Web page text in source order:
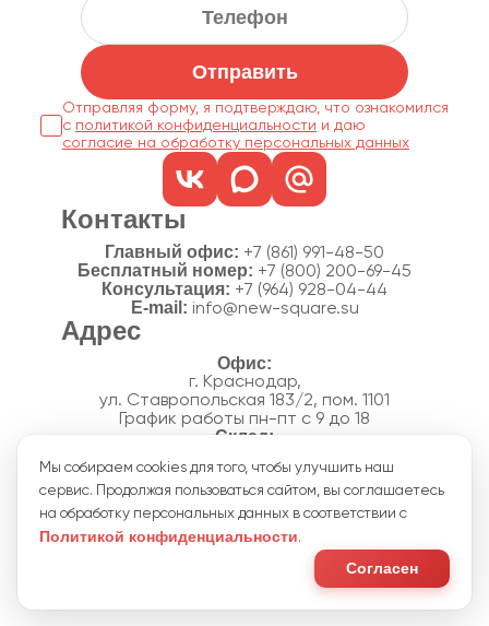
Отправить
Отправляя форму, я подтверждаю, что ознакомился
с политикой конфиденциальности
согласие на обработку персональных данных
Контакты
Главный офис: +7 (861) 991-48-50
Бесплатный номер: +7 (800) 200-69-45
Консультация: +7 (964) 928-04-44
E-mail: info@new-square.su
Адрес
г. Краснодар,
ул. Ставропольская 183/2, пом. 1101
График работы пн-пт с 9 до 18
п. Новознаменский, ул.Производственная, 15
График работы склада пн-пт с 8 до 18
Акции
Политика конфиденциальности
Согласие на обработку персональных данных
Пользовательское соглашение
Мы собираем cookies для того, чтобы улучшить наш
сервис. Продолжая пользоваться сайтом, вы соглашаетесь
на обработку персональных данных в соответствии с
Политикой конфиденциальности.
Согласен